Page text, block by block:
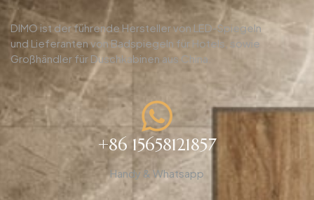
DIMO ist der führende Hersteller von LED-Spiegeln
und Lieferanten von Badspiegeln für Hotels, sowie
Großhändler für Duschkabinen aus China.
+86 15658121857
Handy & Whatsapp